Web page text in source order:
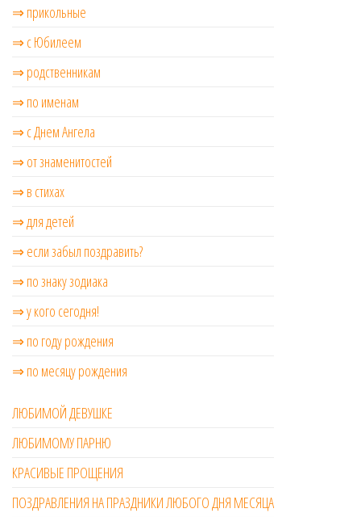
⇒ прикольные
⇒ с Юбилеем
⇒ родственникам
⇒ по именам
⇒ с Днем Ангела
⇒ от знаменитостей
⇒ в стихах
⇒ для детей
⇒ если забыл поздравить?
⇒ по знаку зодиака
⇒ у кого сегодня!
⇒ по году рождения
⇒ по месяцу рождения
ЛЮБИМОЙ ДЕВУШКЕ
ЛЮБИМОМУ ПАРНЮ
КРАСИВЫЕ ПРОЩЕНИЯ
ПОЗДРАВЛЕНИЯ НА ПРАЗДНИКИ ЛЮБОГО ДНЯ МЕСЯЦА